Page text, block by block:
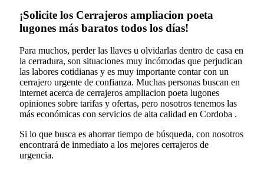
¡Solicite los Cerrajeros ampliacion poeta
lugones más baratos todos los días!
Para muchos, perder las llaves u olvidarlas dentro de casa en
la cerradura, son situaciones muy incómodas que perjudican
las labores cotidianas y es muy importante contar con un
cerrajero urgente de confianza. Muchas personas buscan en
internet acerca de cerrajeros ampliacion poeta lugones
opiniones sobre tarifas y ofertas, pero nosotros tenemos las
más económicas con servicios de alta calidad en Cordoba .
Si lo que busca es ahorrar tiempo de búsqueda, con nosotros
encontrará de inmediato a los mejores cerrajeros de
urgencia.